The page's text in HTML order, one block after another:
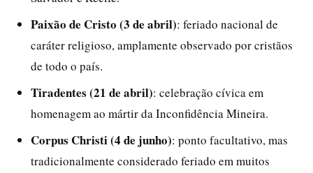
Paixão de Cristo (3 de abril): feriado nacional de
caráter religioso, amplamente observado por cristãos
de todo o país.
Tiradentes (21 de abril): celebração cívica em
homenagem ao mártir da Inconfidência Mineira.
Corpus Christi (4 de junho): ponto facultativo, mas
tradicionalmente considerado feriado em muitos